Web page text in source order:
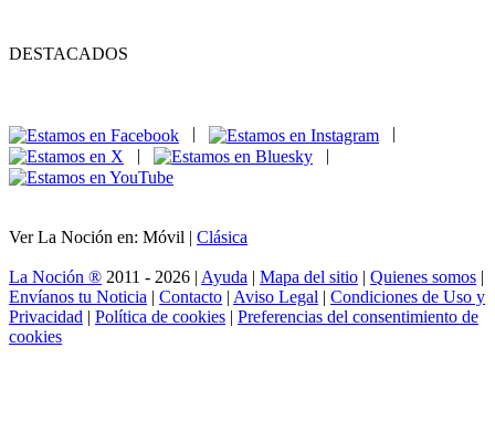
DESTACADOS
|
|
Ver La Noción en: Móvil | Clásica
La Noción ® 2011 - 2026 | Ayuda | Mapa del sitio | Quienes somos |
Envíanos tu Noticia | Contacto | Aviso Legal | Condiciones de Uso y
Privacidad | Política de cookies | Preferencias del consentimiento de
cookies